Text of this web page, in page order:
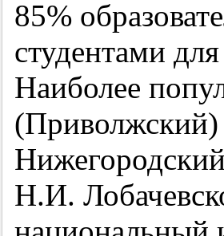
85%
студентами
Наиболее
(Приволжский)
Н.И.